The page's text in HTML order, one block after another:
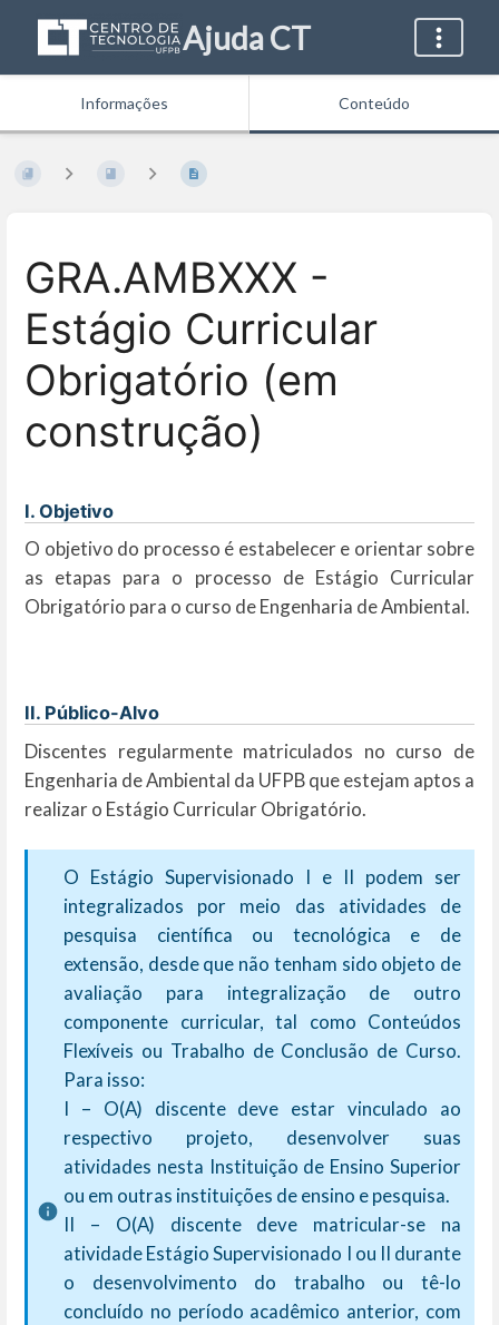
Ajuda CT
Informações Conteúdo
GRA.AMBXXX -
Estágio Curricular
Obrigatório (em
construção)
I. Objetivo
O objetivo do processo é estabelecer e orientar sobre
as etapas para o processo de Estágio Curricular
Obrigatório para o curso de Engenharia de Ambiental.
II. Público-Alvo
Discentes regularmente matriculados no curso de
Engenharia de Ambiental da UFPB que estejam aptos a
realizar o Estágio Curricular Obrigatório.
O Estágio Supervisionado I e II podem ser
integralizados por meio das atividades de
pesquisa científica ou tecnológica e de
extensão, desde que não tenham sido objeto de
avaliação para integralização de outro
componente curricular, tal como Conteúdos
Flexíveis ou Trabalho de Conclusão de Curso.
Para isso:
I – O(A) discente deve estar vinculado ao
respectivo projeto, desenvolver suas
atividades nesta Instituição de Ensino Superior
ou em outras instituições de ensino e pesquisa.
II – O(A) discente deve matricular-se na
atividade Estágio Supervisionado I ou II durante
o desenvolvimento do trabalho ou tê-lo
concluído no período acadêmico anterior, com